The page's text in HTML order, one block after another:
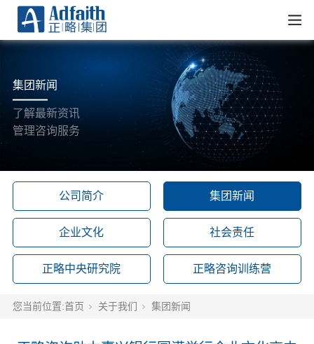
集团新闻
了解最新资讯
管理咨询服务
公司简介 集团新闻
企业文化 社会责任
正略中央研究院 正略咨询训练营
您当前位置:首页 关于我们 集团新闻